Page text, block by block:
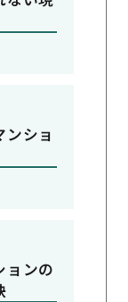
ショ
ョンの